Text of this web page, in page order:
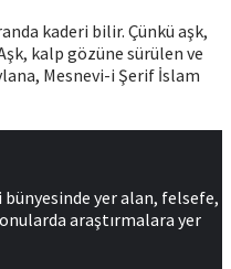
kaderi bilir. Çünkü aşk,
kalp gözüne sürülen ve
Mesnevi-i Şerif İslam
yer alan, felsefe,
araştırmalara yer